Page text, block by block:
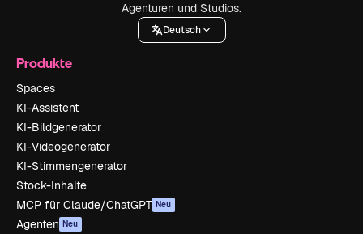
Agenturen und Studios.
Deutsch
Produkte
Spaces
KI-Assistent
KI-Bildgenerator
KI-Videogenerator
KI-Stimmengenerator
Stock-Inhalte
MCP für Claude/ChatGPT Neu
Agenten Neu